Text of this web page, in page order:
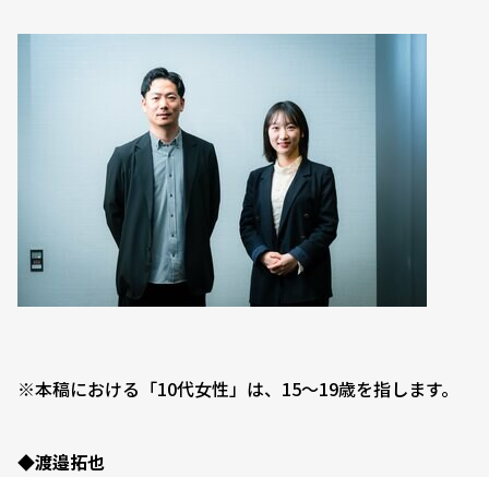
※本稿における「10代女性」は、15〜19歳を指します。
◆渡邉拓也